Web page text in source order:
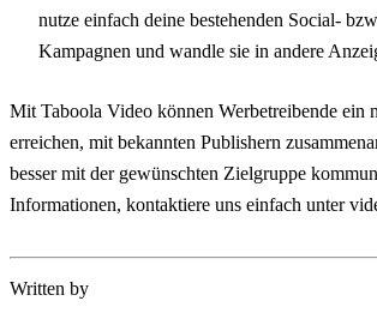
nutze einfach deine bestehenden Social-
Kampagnen und wandle sie in andere
Mit Taboola Video können Werbetreibende ein
erreichen, mit bekannten Publishern
besser mit der gewünschten Zielgruppe
Informationen, kontaktiere uns einfach unter
Written by